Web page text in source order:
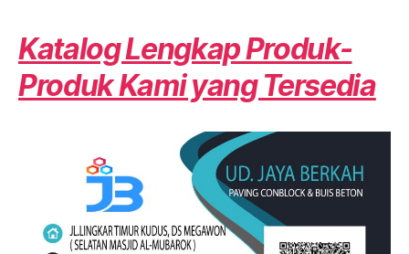
Katalog Lengkap Produk-
Produk Kami yang Tersedia